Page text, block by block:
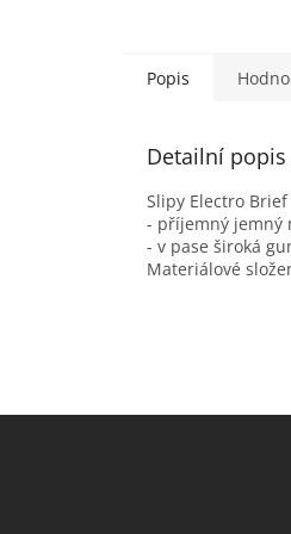
Popis
Detailní
Slipy Electro Brief
- příjemný jemný
- v pase široká
Materiálové
Z